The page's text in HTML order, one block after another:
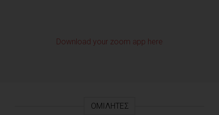
Download your zoom app here
ΟΜΙΛΗΤΈΣ